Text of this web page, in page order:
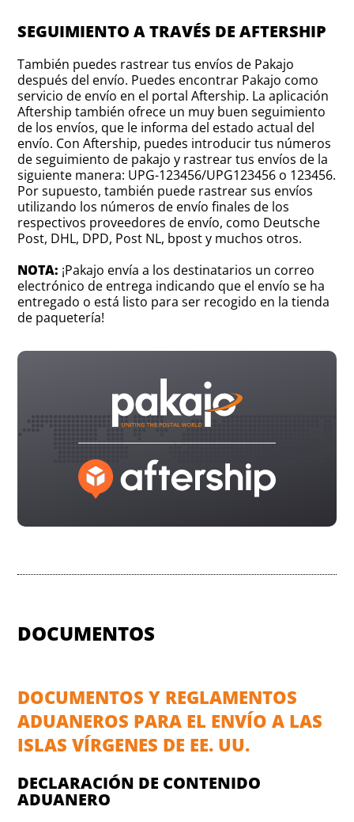
SEGUIMIENTO A TRAVÉS DE AFTERSHIP
También puedes rastrear tus envíos de Pakajo
después del envío. Puedes encontrar Pakajo como
servicio de envío en el portal Aftership. La aplicación
Aftership también ofrece un muy buen seguimiento
de los envíos, que le informa del estado actual del
envío. Con Aftership, puedes introducir tus números
de seguimiento de pakajo y rastrear tus envíos de la
siguiente manera: UPG-123456/UPG123456 o 123456.
Por supuesto, también puede rastrear sus envíos
utilizando los números de envío finales de los
respectivos proveedores de envío, como Deutsche
Post, DHL, DPD, Post NL, bpost y muchos otros.
NOTA: ¡Pakajo envía a los destinatarios un correo
electrónico de entrega indicando que el envío se ha
entregado o está listo para ser recogido en la tienda
de paquetería!
DOCUMENTOS
DOCUMENTOS Y REGLAMENTOS
ADUANEROS PARA EL ENVÍO A LAS
ISLAS VÍRGENES DE EE. UU.
DECLARACIÓN DE CONTENIDO
ADUANERO